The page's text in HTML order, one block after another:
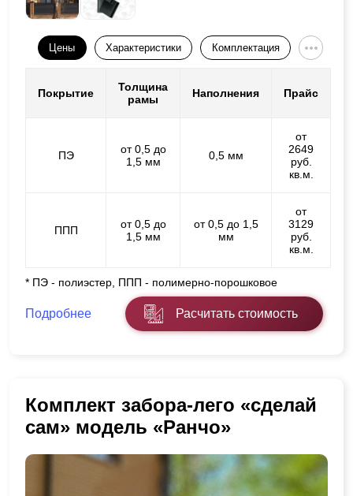
Цены Характеристики Комплектация
Покрытие
Толщина
рамы
Наполнения Прайс
ПЭ
от 0,5 до
1,5 мм
0,5 мм
от
2649
руб.
кв.м.
ППП
от 0,5 до
1,5 мм
от 0,5 до 1,5
мм
от
3129
руб.
кв.м.
* ПЭ - полиэстер, ППП - полимерно-порошковое
Подробнее Расчитать стоимость
Комплект забора-лего «сделай
сам» модель «Ранчо»